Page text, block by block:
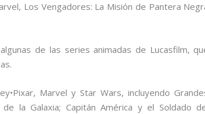
Los Vengadores: La Misión de Pantera
de las series animadas de Lucasfilm,
Marvel y Star Wars, incluyendo
la Galaxia; Capitán América y el Soldado